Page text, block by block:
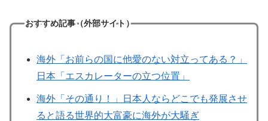
おすすめ記事（外部サイト）
海外「お前らの国に他愛のない対立ってある？」
日本「エスカレーターの立つ位置」
海外「その通り！」日本人ならどこでも発展させ
ると語る世界的大富豪に海外が大騒ぎ